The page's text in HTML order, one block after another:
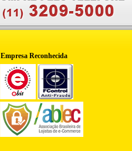
Empresa Reconhecida